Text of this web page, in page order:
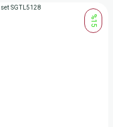
%15